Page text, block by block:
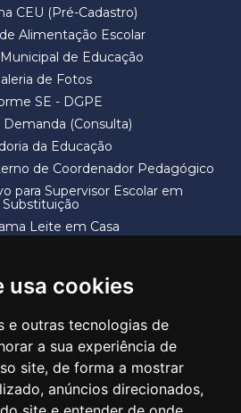
usa cookies
e outras tecnologias de
a sua experiência de
site, de forma a mostrar
anúncios direcionados,
CEU (Pré-Cadastro)
Alimentação Escolar
de Educação
de Fotos
SE - DGPE
Demanda (Consulta)
da Educação
de Coordenador Pedagógico
para Supervisor Escolar em
Substituição
Leite em Casa
DE EDUCAÇÃO